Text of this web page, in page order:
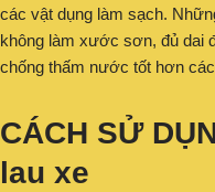
các vật dụng làm sạch.
không làm xước sơn, đủ dai
chống thấm nước tốt hơn
CÁCH SỬ
lau xe